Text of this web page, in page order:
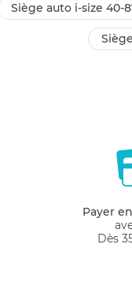
siège auto i-size 40-
Payer
Dès